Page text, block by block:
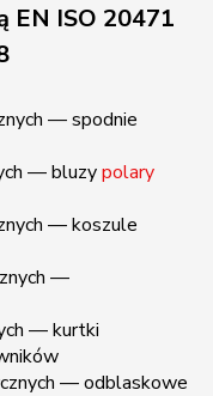
EN ISO 20471
— spodnie
— bluzypolary
— koszule
—
— kurtki
— odblaskowe